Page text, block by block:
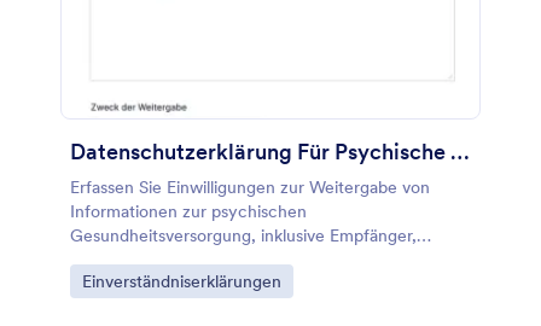
Datenschutzerklärung Für Psychische Gesundheit
Erfassen Sie Einwilligungen zur Weitergabe von
Informationen zur psychischen
Gesundheitsversorgung, inklusive Empfänger,
Zweck und Gültigkeitszeitraum, mit einer
anpassbaren Formularvorlage von Jotform für
Go to Category:
Einverständniserklärungen